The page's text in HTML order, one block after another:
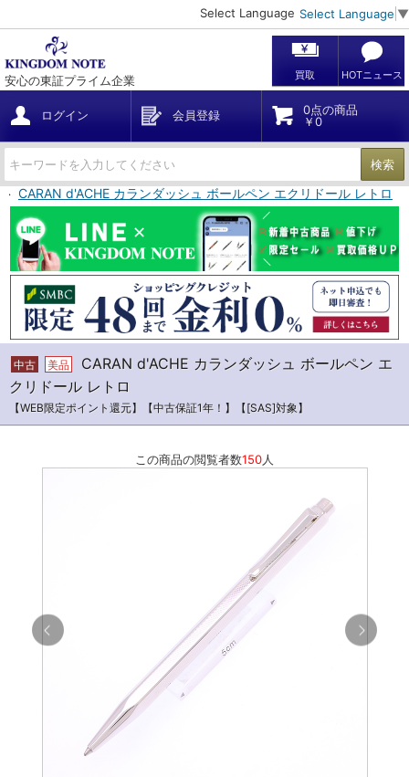
Select Language Select Language ▼
安心の東証プライム企業 買取 HOTニュース
ログイン 会員登録
0点の商品
￥0
検索
CARAN d'ACHE カランダッシュ ボールペン エクリドール レトロ
中古 美品
CARAN d'ACHE カランダッシュ ボールペン エ
クリドール レトロ
【WEB限定ポイント還元】【中古保証1年！】【[SAS]対象】
この商品の閲覧者数150人